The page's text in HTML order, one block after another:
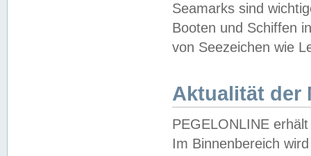
Seamarks sind
Booten und Schiffen
von Seezeichen wie
Aktualität der
PEGELONLINE
Im Binnenbereich